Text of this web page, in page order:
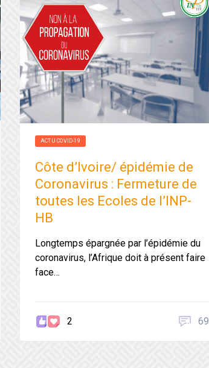
ACTU COVID-19
Côte d’Ivoire/ épidémie de
Coronavirus : Fermeture de
toutes les Ecoles de l’INP-
HB
Longtemps épargnée par l’épidémie du
coronavirus, l’Afrique doit à présent faire
face…
2 69